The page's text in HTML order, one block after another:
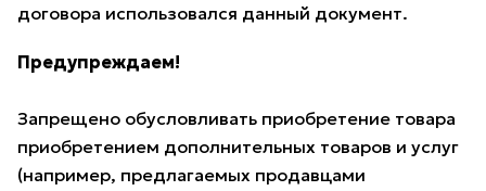
договора использовался данный документ.
Предупреждаем!
Запрещено обусловливать приобретение товара
приобретением дополнительных товаров и услуг
(например, предлагаемых продавцами